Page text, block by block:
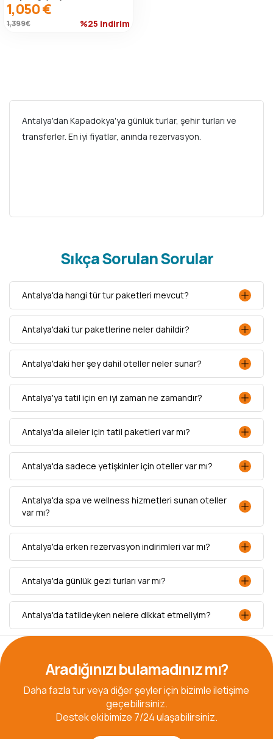
1,050 €
1,399 € %25 indirim
Antalya'dan Kapadokya'ya günlük turlar, şehir turları ve
transferler. En iyi fiyatlar, anında rezervasyon.
Sıkça Sorulan Sorular
Antalya'da hangi tür tur paketleri mevcut?
Antalya'daki tur paketlerine neler dahildir?
Antalya'daki her şey dahil oteller neler sunar?
Antalya'ya tatil için en iyi zaman ne zamandır?
Antalya'da aileler için tatil paketleri var mı?
Antalya'da sadece yetişkinler için oteller var mı?
Antalya'da spa ve wellness hizmetleri sunan oteller
var mı?
Antalya'da erken rezervasyon indirimleri var mı?
Antalya'da günlük gezi turları var mı?
Antalya'da tatildeyken nelere dikkat etmeliyim?
Aradığınızı bulamadınız mı?
Daha fazla tur veya diğer şeyler için bizimle iletişime
geçebilirsiniz.
Destek ekibimize 7/24 ulaşabilirsiniz.